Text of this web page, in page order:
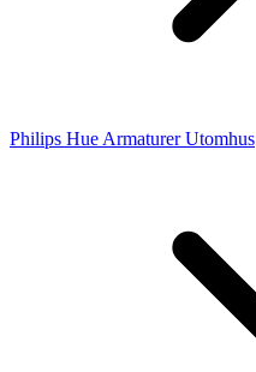
Philips Hue Armaturer Utomhus